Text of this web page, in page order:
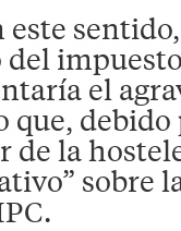
este
el
que,
de la
sobre